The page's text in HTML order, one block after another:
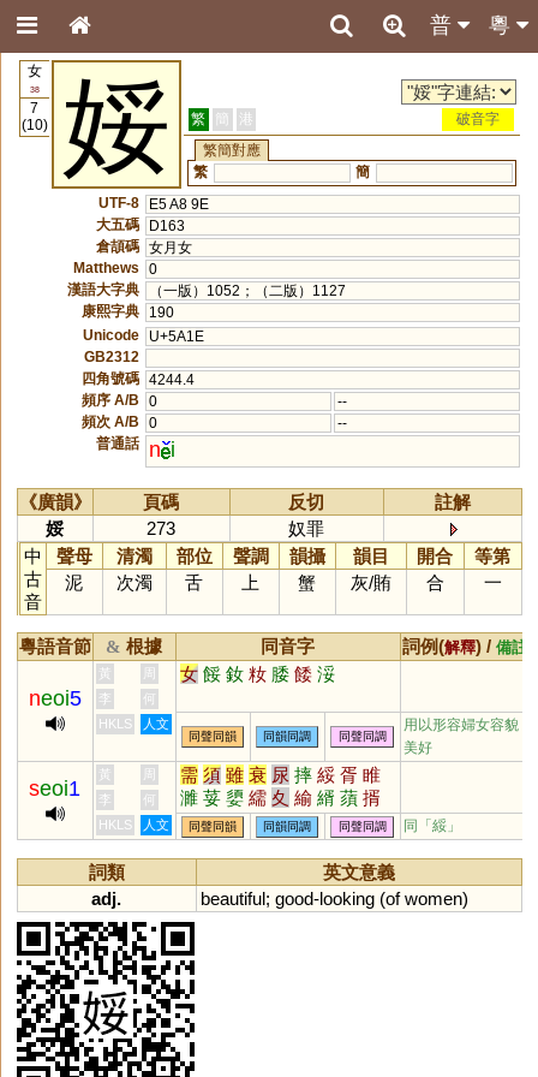
粵
普
女
38
7
(10)
娞 繁 簡 港
破音字
繁簡對應
繁
簡
UTF-8
E5 A8 9E
大五碼
D163
倉頡碼 女月女
Matthews
0
漢語大字典
（一版）1052；（二版）1127
康熙字典
190
Unicode
U+5A1E
GB2312
四角號碼 4244.4
頻序 A/B
0
--
頻次 A/B
0
--
普通話
n i
《廣韻》 頁碼 反切
註解
娞
273
奴罪
中
古
音
聲母 清濁 部位 聲調 韻攝 韻目 開合
等第
泥
次濁 舌 上 蟹 灰/賄 合 一
粵語音節 & 根據 同音字 詞例(解釋) / 備註
neoi5
黃 周 女 餒 釹 籹 腇 餧 浽
李
何
HKLS
人文
同聲同韻 同韻同調 同聲同調
用以形容婦女容貌
美好
seoi1
黃 周 需 須 雖 衰 尿 摔 綏 胥 睢
濉 荽 嬃 繻 夊 緰 縃 蕦 揟
幁 哸 浽 滖 毸 孈 湑 榱 鑐
諝 蝑 稰 倠 葰 眭 楈 荾
李
何
HKLS
人文 同聲同韻 同韻同調 同聲同調 同「綏 」
詞類
英文意義
adj.
beautiful; good-looking(of women)